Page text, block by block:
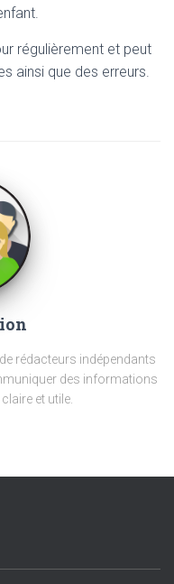
régulièrement et peut
ainsi que des erreurs.
rédacteurs indépendants
des informations
et utile.